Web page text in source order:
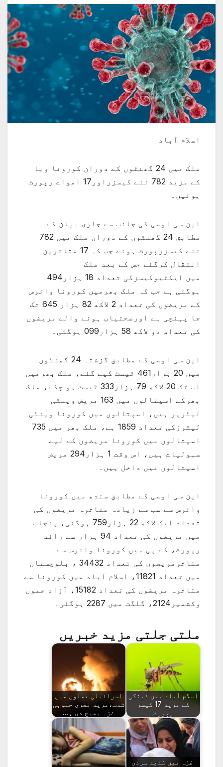
اسلام آباد
ملک میں 24 گھنٹوں کے دوران کورونا وبا
کے مزید 782 نئے کیسزراور17 اموات رپورٹ
ہوئیں۔
این سی اوسی کی جانب سے جاری بیان کے
مطابق 24 گھنٹوں کے دوران ملک میں 782
نئے کیسزرپورٹ ہوئے جب کہ 17 متاثرین
انتقال کرگئے جس کے بعد ملک
میں ایکٹیوکیسزکی تعداد 18 ہزار494
ہوگئی ہے جب کہ ملک بھرمیں کورونا وائرس
کے مریضوں کی تعداد 2 لاکھ 82 ہزار 645 تک
جا پہنچی ہے اورصحتیاب ہونے والے مریضوں
کی تعداد دو لاکھ 58 ہزار099 ہوگئی۔
این سی اوسی کے مطابق گزشتہ 24 گھنٹوں
میں 20 ہزار461 ٹیسٹ کیے گئے، ملک بھرمیں
اب تک 20 لاکھ 79 ہزار333 ٹیسٹ ہو چکے، ‏ملک
بھرکے اسپتالوں میں 163 مریض وینٹی
لیٹرپر ہیں، اسپتالوں میں کورونا وینٹی
لیٹرزکی تعداد 1859 ہے، ملک بھر میں 735
اسپتالوں میں کورونا مریضوں کے لیے
سہولیات ہیں، اس وقت 1 ہزار294 مریض
اسپتالوں میں داخل ہیں۔
این سی اوسی کے مطابق سندھ میں کورونا
وائرس سے سب سے زیادہ متاثرہ مریضوں کی
تعداد ایک لاکھ 22 ہزار759 ہوگئی، پنجاب
میں مریضوں کی تعداد 94 ہزار سے زائد
رپورٹ، کے پی میں کورونا وائرس سے
متاثرمریضوں کی تعداد 34432 ، بلوچستان
میں تعداد 11821، اسلام آباد میں کورونا سے
متاثرہ مریضوں کی تعداد 15182، آزاد جموں
وکشمیر2124، گلگت میں 2287 ہوگئی۔
ملتی جلتی مزید خبریں
اسلام آباد میں ڈینگی
کے مزید 17 کیسز
رپورٹ
اسرائیلی حملوں میں
شدت،مزید نفری جنوبی
غزہ بھیج دی ،…
غزہ میں شدید سردی